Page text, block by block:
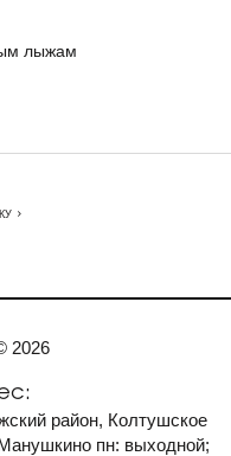
лыжам
2026
район, Колтушское
пн: выходной;